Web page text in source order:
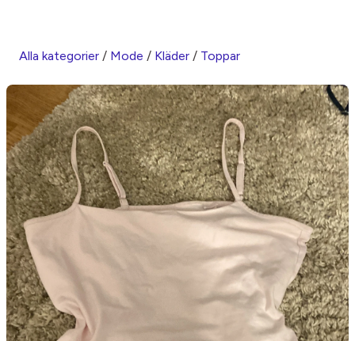
Alla kategorier / Mode / Kläder / Toppar